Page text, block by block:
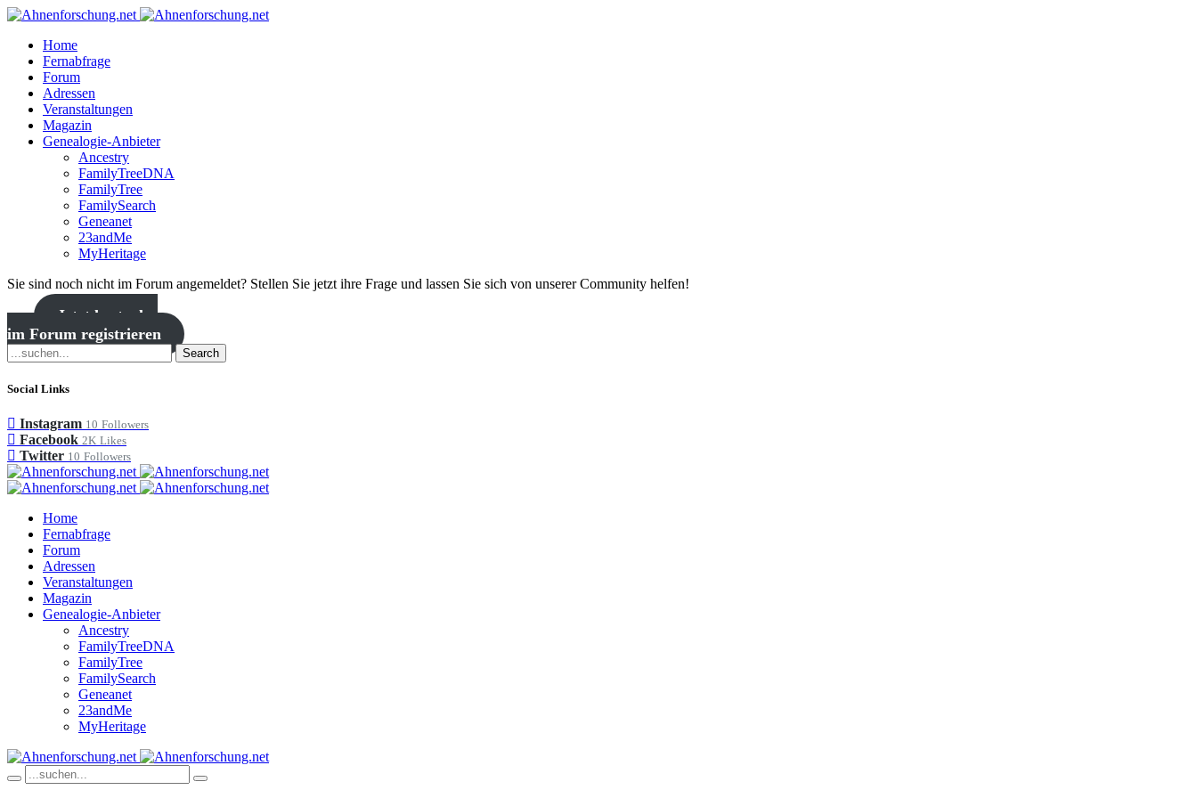
Home
Fernabfrage
Forum
Adressen
Veranstaltungen
Magazin
Genealogie-Anbieter
Ancestry
FamilyTreeDNA
FamilyTree
FamilySearch
Geneanet
23andMe
MyHeritage
Sie sind noch nicht im Forum angemeldet? Stellen Sie jetzt ihre Frage und lassen Sie sich von unserer Community helfen!
Jetzt kostenlos
im Forum registrieren
Search
Social Links
Instagram 10 Followers
Facebook 2K Likes
Twitter 10 Followers
Home
Fernabfrage
Forum
Adressen
Veranstaltungen
Magazin
Genealogie-Anbieter
Ancestry
FamilyTreeDNA
FamilyTree
FamilySearch
Geneanet
23andMe
MyHeritage